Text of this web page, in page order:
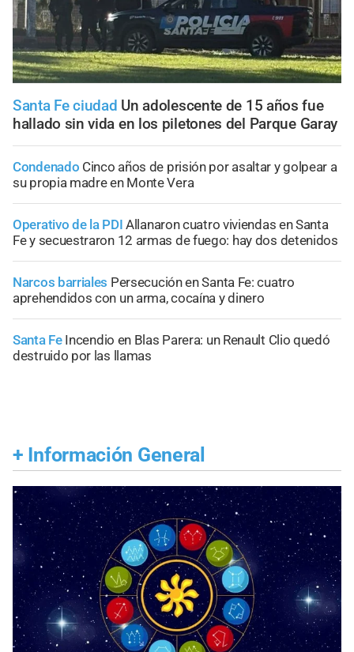
Santa Fe ciudad Un adolescente de 15 años fue
hallado sin vida en los piletones del Parque Garay
Condenado Cinco años de prisión por asaltar y golpear a
su propia madre en Monte Vera
Operativo de la PDI Allanaron cuatro viviendas en Santa
Fe y secuestraron 12 armas de fuego: hay dos detenidos
Narcos barriales Persecución en Santa Fe: cuatro
aprehendidos con un arma, cocaína y dinero
Santa Fe Incendio en Blas Parera: un Renault Clio quedó
destruido por las llamas
+ Información General